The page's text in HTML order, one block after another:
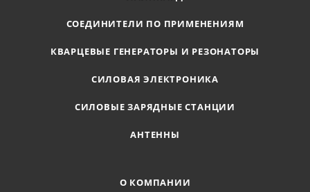
СОЕДИНИТЕЛИ ПО ПРИМЕНЕНИЯМ
КВАРЦЕВЫЕ ГЕНЕРАТОРЫ И РЕЗОНАТОРЫ
СИЛОВАЯ ЭЛЕКТРОНИКА
СИЛОВЫЕ ЗАРЯДНЫЕ СТАНЦИИ
АНТЕННЫ
О КОМПАНИИ